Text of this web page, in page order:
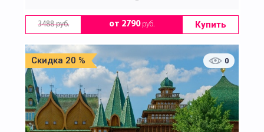
3488 руб. от 2790руб. Купить
Скидка 20 % 0